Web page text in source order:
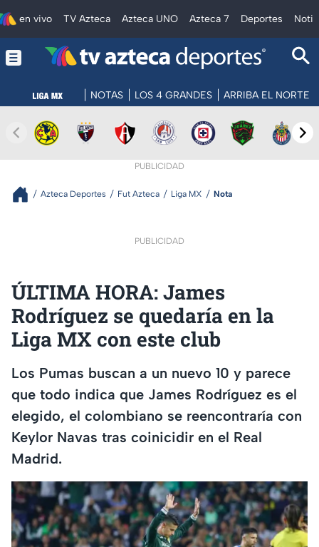
en vivo TV Azteca Azteca UNO Azteca 7 Deportes
NOTAS LOS 4 GRANDES ARRIBA EL NORTE
PUBLICIDAD
Azteca Deportes Fut Azteca Liga MX Nota
PUBLICIDAD
ÚLTIMA HORA: James
Rodríguez se quedaría en la
Liga MX con este club
Los Pumas buscan a un nuevo 10 y parece
que todo indica que James Rodríguez es el
elegido, el colombiano se reencontraría con
Keylor Navas tras coinicidir en el Real
Madrid.